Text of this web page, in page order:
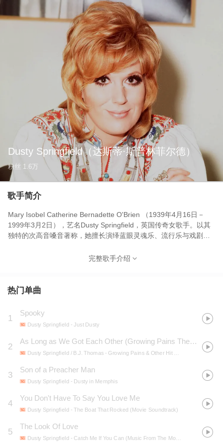
Dusty Springfield（达斯蒂·斯普林菲尔德）
粉丝 1.6万
歌手简介
Mary Isobel Catherine Bernadette O'Brien （1939年4月16日－
1999年3月2日），艺名Dusty Springfield，英国传奇女歌手。以其
独特的次高音嗓音著称，她擅长演绎蓝眼灵魂乐、流行乐与戏剧性
期，她成为大西洋两岸最成功的英国艺人之一。其标志性的金色蓬
号。Springfield出生于伦敦West Hampstead一个热爱音乐的家庭，
Sisters"。两年后与兄长Dion O'Brien（艺名Tom Springfield）及
Tim Feild组建民谣流行三重唱"The Springfields"。该团体在1961-
1963年间有五首作品闯入英国TOP40，其中〈Island of Dreams〉
与〈Say I Won't Be There〉于1963年春同时攀升至榜单第五位。
1962年他们翻唱的〈Silver Threads and Golden Needles〉更成功
to Be with You〉开启个人事业，该作品位列英国榜第四，成为她六
首横跨大西洋TOP40热单的开端。其他代表作包括：〈Stay
Anything〉（1967），以及两大标志性作品：〈You Don't Have to
Say You Love Me〉（1966年英榜冠军/美榜第四）和〈Son of a
Preacher Man〉（1968/69年英榜第九/美榜第十）。后者收录于
1968年流行灵魂乐经典专辑《Dusty in Memphis》，这张被美国国
完整歌手介绍
热门单曲
1
Spooky
Dusty Springfield - Just Dusty
2
As Long as We Got Each Other (Growing Pains Theme
Dusty Springfield / B.J. Thomas - Growing Pains & Other Hit TV Themes
3
Son of a Preacher Man
Dusty Springfield - Dusty in Memphis
4
You Don't Have To Say You Love Me
Dusty Springfield - The Boat That Rocked (Movie Soundtrack)
5
The Look Of Love
Dusty Springfield - Catch Me If You Can (Music From The Motion Picture)